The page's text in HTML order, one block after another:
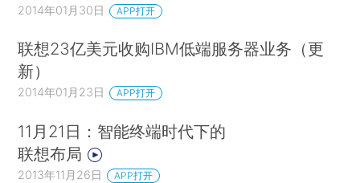
2014年01月30日 APP打开
联想23亿美元收购IBM低端服务器业务（更
新）
2014年01月23日 APP打开
11月21日：智能终端时代下的
联想布局
2013年11月26日 APP打开